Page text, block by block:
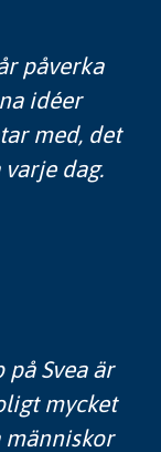
påverka
idéer
med, det
dag.
Svea är
mycket
människor